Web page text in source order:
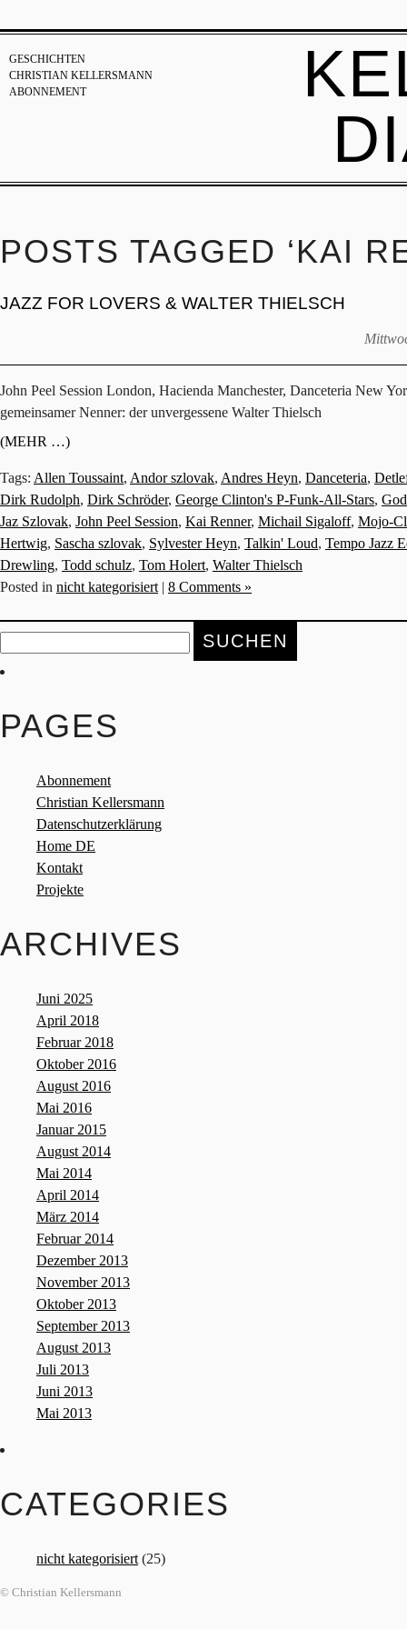
GESCHICHTEN
CHRISTIAN KELLERSMANN
ABONNEMENT
POSTS TAGGED ‘KAI
JAZZ FOR LOVERS & WALTER THIELSCH
John Peel Session London, Hacienda Manchester, Danceteria New
gemeinsamer Nenner: der unvergessene Walter Thielsch
(MEHR …)
Tags: Allen Toussaint, Andor szlovak, Andres Heyn, Danceteria,
Dirk Rudolph, Dirk Schröder, George Clinton's P-Funk-All-Stars,
Jaz Szlovak, John Peel Session, Kai Renner, Michail Sigaloff, Mojo-
Hertwig, Sascha szlovak, Sylvester Heyn, Talkin' Loud, Tempo Jazz
Drewling, Todd schulz, Tom Holert, Walter Thielsch
Posted in nicht kategorisiert| 8 Comments »
Suche
nach:
PAGES
Abonnement
Christian Kellersmann
Datenschutzerklärung
Home DE
Kontakt
Projekte
ARCHIVES
Juni 2025
April 2018
Februar 2018
Oktober 2016
August 2016
Mai 2016
Januar 2015
August 2014
Mai 2014
April 2014
März 2014
Februar 2014
Dezember 2013
November 2013
Oktober 2013
September 2013
August 2013
Juli 2013
Juni 2013
Mai 2013
CATEGORIES
nicht kategorisiert (25)
© Christian Kellersmann